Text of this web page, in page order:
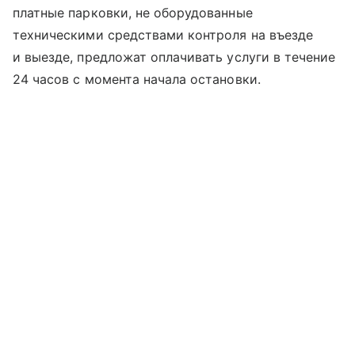
платные парковки, не оборудованные
техническими средствами контроля на въезде
и выезде, предложат оплачивать услуги в течение
24 часов с момента начала остановки.